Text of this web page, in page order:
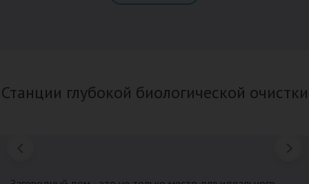
Станции глубокой биологической очистки